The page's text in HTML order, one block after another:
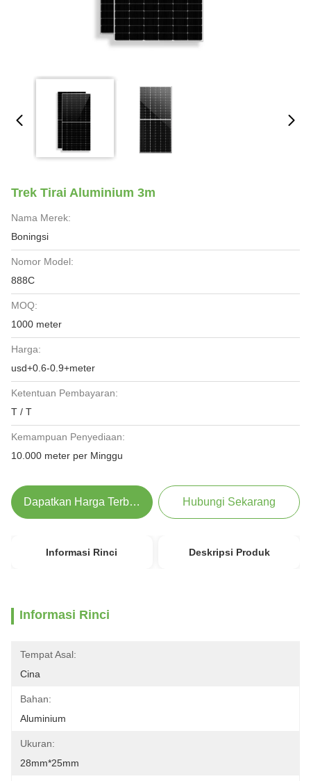
Trek Tirai Aluminium 3m
Nama Merek:
Boningsi
Nomor Model:
888C
MOQ:
1000 meter
Harga:
usd+0.6-0.9+meter
Ketentuan Pembayaran:
T / T
Kemampuan Penyediaan:
10.000 meter per Minggu
Dapatkan Harga Terbaik Hubungi Sekarang
Informasi Rinci Deskripsi Produk
Informasi Rinci
Tempat Asal:
Cina
Bahan:
Aluminium
Ukuran:
28mm*25mm